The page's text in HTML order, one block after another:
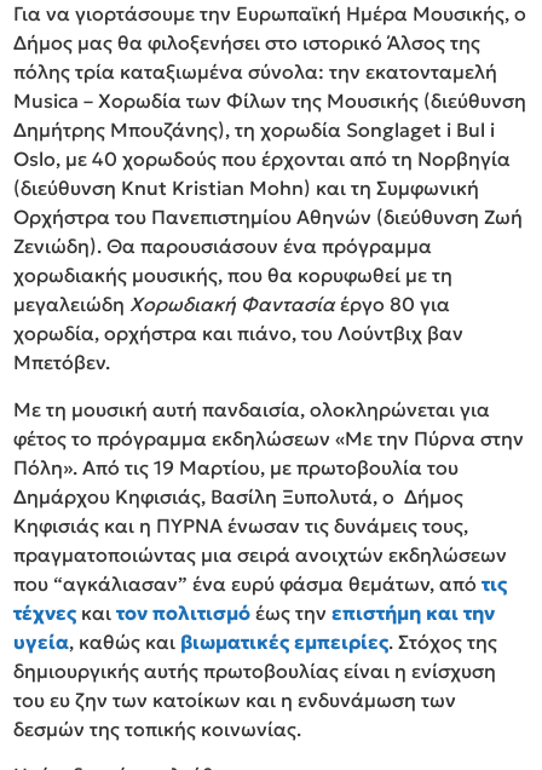
Για να γιορτάσουμε την Ευρωπαϊκή Ημέρα Μουσικής, ο
Δήμος μας θα φιλοξενήσει στο ιστορικό Άλσος της
πόλης τρία καταξιωμένα σύνολα: την εκατονταμελή
Musica – Χορωδία των Φίλων της Μουσικής (διεύθυνση
Δημήτρης Μπουζάνης), τη χορωδία Songlaget i Bul i
Oslo, με 40 χορωδούς που έρχονται από τη Νορβηγία
(διεύθυνση Knut Kristian Mohn) και τη Συμφωνική
Ορχήστρα του Πανεπιστημίου Αθηνών (διεύθυνση Ζωή
Ζενιώδη). Θα παρουσιάσουν ένα πρόγραμμα
χορωδιακής μουσικής, που θα κορυφωθεί με τη
μεγαλειώδηΧορωδιακή Φαντασίαέργο 80 για
χορωδία, ορχήστρα και πιάνο, του Λούντβιχ βαν
Μπετόβεν.
Με τη μουσική αυτή πανδαισία, ολοκληρώνεται για
φέτος το πρόγραμμα εκδηλώσεων «Με την Πύρνα στην
Πόλη». Από τις 19 Μαρτίου, με πρωτοβουλία του
Δημάρχου Κηφισιάς, Βασίλη Ξυπολυτά, ο Δήμος
Κηφισιάς και η ΠΥΡΝΑ ένωσαν τις δυνάμεις τους,
πραγματοποιώντας μια σειρά ανοιχτών εκδηλώσεων
που “αγκάλιασαν” ένα ευρύ φάσμα θεμάτων, απότις
τέχνες καιτον πολιτισμό έως τηνεπιστήμη και την
υγεία, καθώς και βιωματικές εμπειρίες. Στόχος της
δημιουργικής αυτής πρωτοβουλίας είναι η ενίσχυση
του ευ ζην των κατοίκων και η ενδυνάμωση των
δεσμών της τοπικής κοινωνίας.